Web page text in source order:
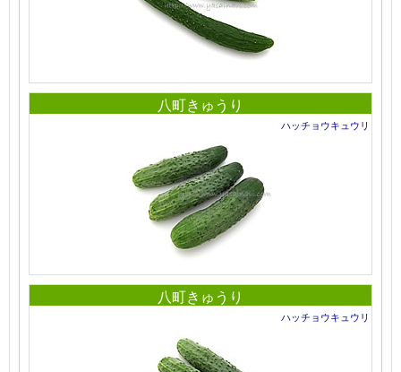
八町きゅうり
ハッチョウキュウリ
八町きゅうり
ハッチョウキュウリ